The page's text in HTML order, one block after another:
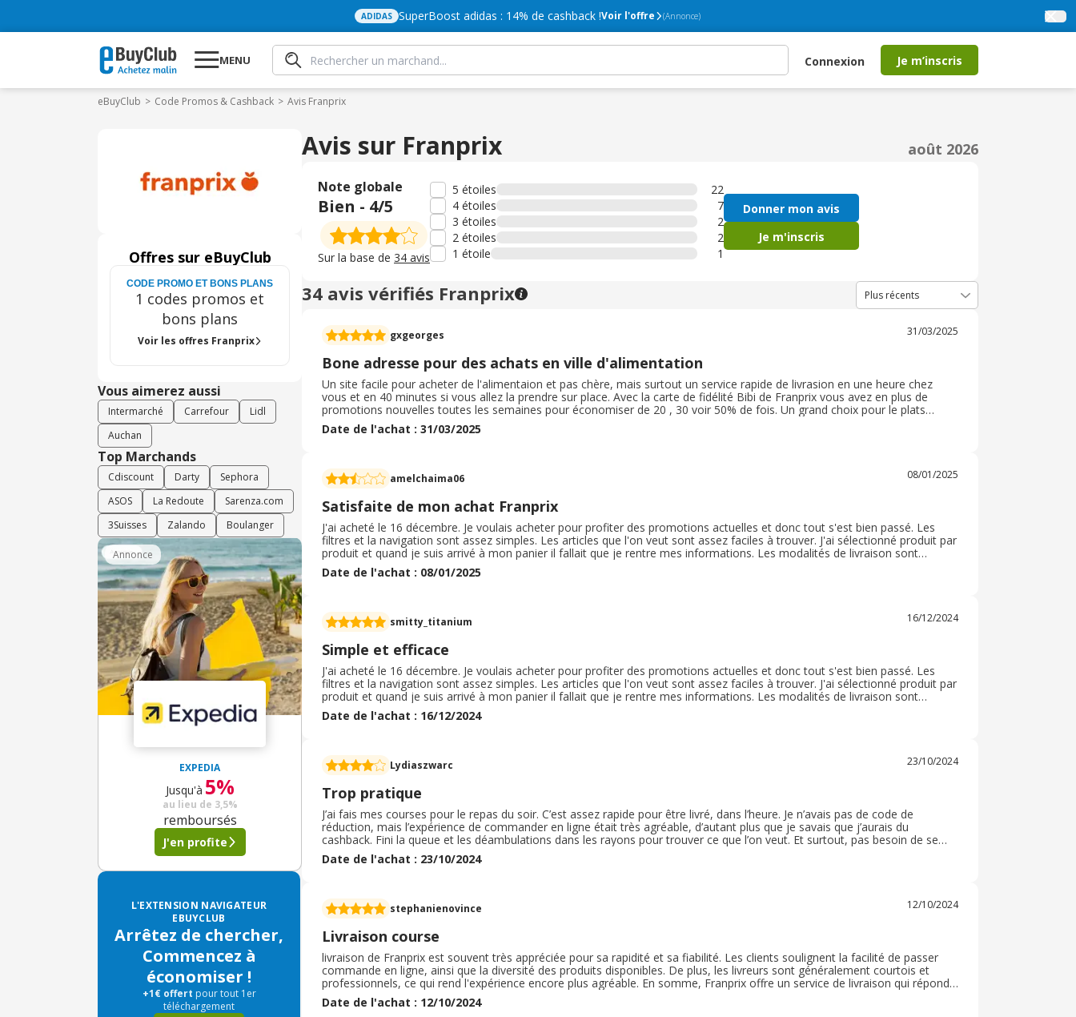
ADIDAS SuperBoost adidas : 14% de cashback !Voir l'offre (Annonce)
MENU Connexion Je m’inscris
eBuyClub Code Promos & Cashback Avis Franprix
Offres sur eBuyClub
CODE PROMO ET BONS PLANS
1 codes promos et
bons plans
Voir les offres Franprix
Vous aimerez aussi
Intermarché Carrefour
Lidl
Auchan
Top Marchands
Cdiscount Darty
Sephora
ASOS
La Redoute
Sarenza.com
3Suisses
Zalando Boulanger
EXPEDIA
Jusqu'à 5%
au lieu de 3,5%
remboursés
J'en profite
Annonce
L'EXTENSION NAVIGATEUR
EBUYCLUB
Arrêtez de chercher,
Commencez à
économiser !
+1€ offert pour tout 1er
téléchargement
Avis sur Franprix août 2026
Note globale
Bien - 4/5
Sur la base de 34 avis
5 étoiles
22
4 étoiles
7
3 étoiles
2
2 étoiles
2
1 étoile
1
Donner mon avis
Je m'inscris
34 avis vérifiés Franprix
gxgeorges 31/03/2025
Bone adresse pour des achats en ville d'alimentation
Un site facile pour acheter de l'alimentaion et pas chère, mais surtout un service rapide de livrasion en une heure chez
vous et en 40 minutes si vous allez la prendre sur place. Avec la carte de fidélité Bibi de Franprix vous avez en plus de
promotions nouvelles toutes les semaines pour économiser de 20 , 30 voir 50% de fois. Un grand choix pour le plats
préparés mais le fruits et légumes sont de bonne qualité. Peu de poissons mais un choix plus grand plour les viandes. Des
deserts et glacés assez grand. A revenir si vous voulez acheter en peut de temps.
Date de l'achat : 31/03/2025
amelchaima06 08/01/2025
Satisfaite de mon achat Franprix
J'ai acheté le 16 décembre. Je voulais acheter pour profiter des promotions actuelles et donc tout s'est bien passé. Les
filtres et la navigation sont assez simples. Les articles que l'on veut sont assez faciles à trouver. J'ai sélectionné produit par
produit et quand je suis arrivé à mon panier il fallait que je rentre mes informations. Les modalités de livraison sont
pratiques. J'ai pu réaliser un paiement en toute sécurité avec le 3D secure. Vous avez ensuite les informations pour le suivi
de la livraison.
Date de l'achat : 08/01/2025
smitty_titanium 16/12/2024
Simple et efficace
J'ai acheté le 16 décembre. Je voulais acheter pour profiter des promotions actuelles et donc tout s'est bien passé. Les
filtres et la navigation sont assez simples. Les articles que l'on veut sont assez faciles à trouver. J'ai sélectionné produit par
produit et quand je suis arrivé à mon panier il fallait que je rentre mes informations. Les modalités de livraison sont
pratiques. J'ai pu réaliser un paiement en toute sécurité avec le 3D secure. Vous avez ensuite les informations pour le suivi
de la livraison.
Date de l'achat : 16/12/2024
Lydiaszwarc 23/10/2024
Trop pratique
J’ai fais mes courses pour le repas du soir. C’est assez rapide pour être livré, dans l’heure. Je n’avais pas de code de
réduction, mais l’expérience de commander en ligne était très agréable, d’autant plus que je savais que j’aurais du
cashback. Fini la queue et les déambulations dans les rayons pour trouver ce que l’on veut. Et surtout, pas besoin de se
fatiguer à porter les courses jusqu’à chez moi. Quel gain de temps et d’énergie … J’adore!!! Je priorise cette façon de faire
mes courses, ça me convient parfaitement.
Date de l'achat : 23/10/2024
stephanienovince 12/10/2024
Livraison course
livraison de Franprix est souvent très appréciée pour sa rapidité et sa fiabilité. Les clients soulignent la facilité de passer
commande en ligne, ainsi que la diversité des produits disponibles. De plus, les livreurs sont généralement courtois et
professionnels, ce qui rend l'expérience encore plus agréable. En somme, Franprix offre un service de livraison qui répond
bien aux attentes des consommateurs, rendant le shopping pratique et accessible. Je commande régulièrement ce qui
facilite le quotidien et permet de faire des économies
Date de l'achat : 12/10/2024